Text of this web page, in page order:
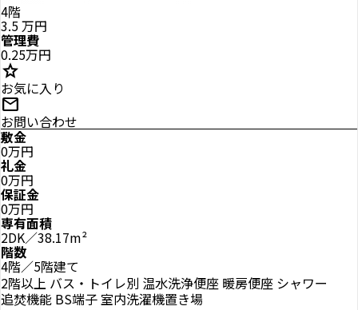
4階
3.5万円
管理費
0.25万円
star
お気に入り
mail
お問い合わせ
敷金
0万円
礼金
0万円
保証金
0万円
専有面積
2DK／38.17m²
階数
4階／5階建て
2階以上 バス・トイレ別 温水洗浄便座 暖房便座 シャワー
追焚機能 BS端子室内洗濯機置き場